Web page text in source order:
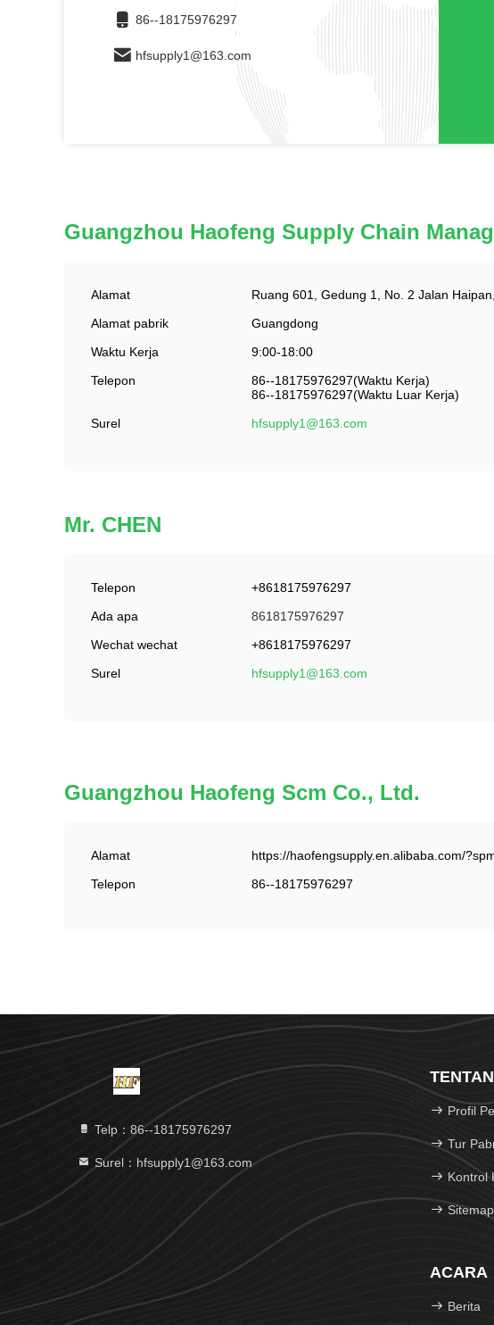
86--18175976297
hfsupply1@163.com
Guangzhou Haofeng Supply Chain
Alamat
Ruang 601, Gedung 1, No. 2 Jalan
Alamat pabrik
Guangdong
Waktu Kerja
9:00-18:00
Telepon
86--18175976297(Waktu Kerja)
86--18175976297(Waktu Luar Kerja)
Surel
hfsupply1@163.com
Mr. CHEN
Telepon
+8618175976297
Ada apa
8618175976297
Wechat wechat
+8618175976297
Surel
hfsupply1@163.com
Guangzhou Haofeng Scm Co., Ltd.
Alamat
https://haofengsupply.en.alibaba.com/
Telepon
86--18175976297
Telp：86--18175976297
Surel：hfsupply1@163.com
Profil
Tur
Kontrol
Sitemap
ACARA
Berita